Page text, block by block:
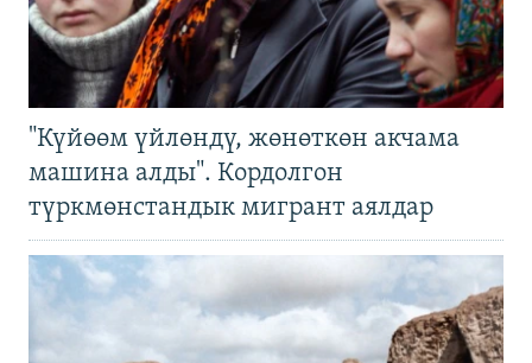
"Күйөөм үйлөндү, жөнөткөн акчама
машина алды". Кордолгон
түркмөнстандык мигрант аялдар